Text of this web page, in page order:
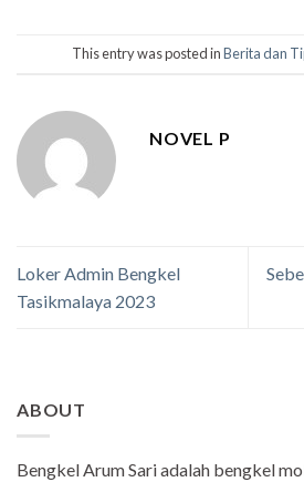
ABOUT
Bengkel Arum Sari adalah bengkel
This entry was posted inBerita dan
NOVEL P
Loker Admin Bengkel
Tasikmalaya 2023